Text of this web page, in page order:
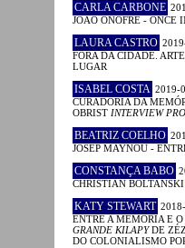
CARLA CARBONE
JOÃO ONOFRE - ONCE
LAURA CASTRO
FORA DA CIDADE.
LUGAR
ISABEL COSTA 2019-
CURADORIA DA
OBRIST INTERVIEW
BEATRIZ COELHO
JOSEP MAYNOU -
CONSTANÇA BABO
CHRISTIAN
KATY STEWART
ENTRE A MEMÓRIA E
GRANDE KILAPYDE
DO COLONIALISMO